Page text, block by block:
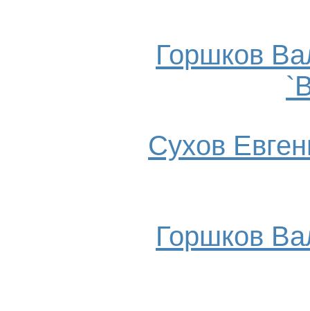
Горшков
Сухов
Горшков